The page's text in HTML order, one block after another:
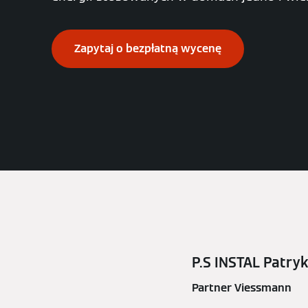
Zapytaj o bezpłatną wycenę
P.S INSTAL
Partner Viessmann